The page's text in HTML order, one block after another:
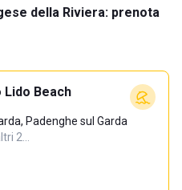
della Riviera: prenota
Lido Beach
Padenghe sul Garda
2…